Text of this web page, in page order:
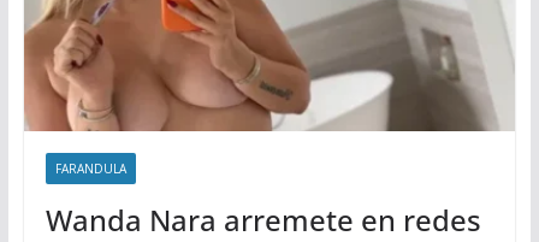
FARANDULA
Wanda Nara arremete en redes